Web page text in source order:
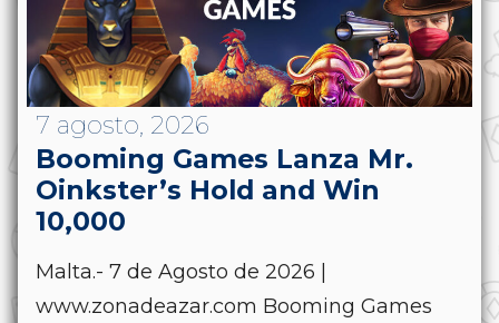
7 agosto, 2026
Booming Games Lanza Mr.
Oinkster’s Hold and Win
10,000
Malta.- 7 de Agosto de 2026 |
www.zonadeazar.com Booming Games